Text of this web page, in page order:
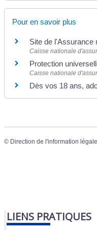
Pour en savoir plus
Site de l'Assurance
Caisse nationale
Protection
Caisse nationale
Dès vos 18 ans,
© Direction de l'information
LIENS PRATIQUES